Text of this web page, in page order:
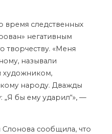
время следственных
негативным
творчеству. «Меня
называли
художником,
народу. Дважды
„Я бы ему ударил“», —
сообщила, что